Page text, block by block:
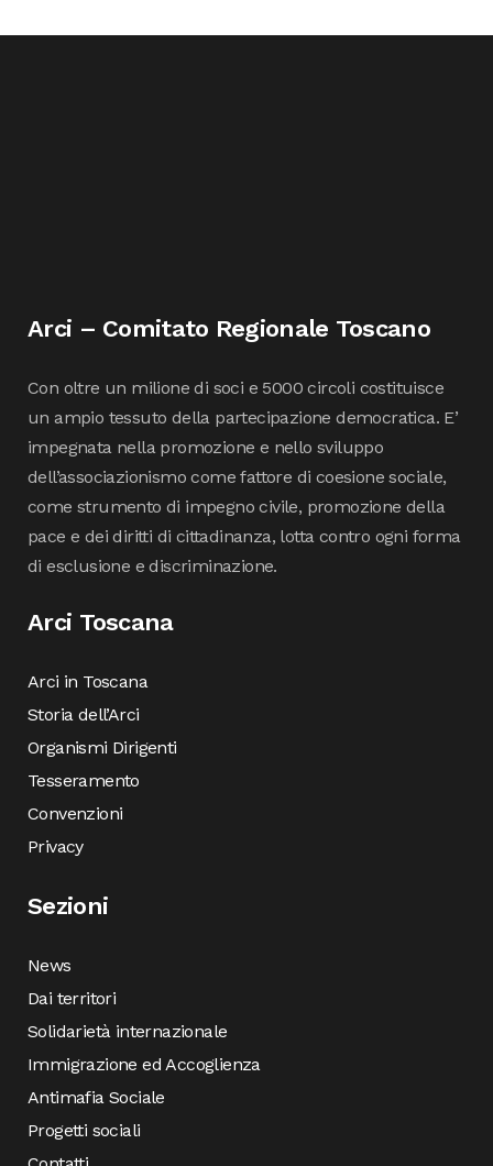
Arci – Comitato Regionale Toscano
Con oltre un milione di soci e 5000 circoli costituisce
un ampio tessuto della partecipazione democratica. E’
impegnata nella promozione e nello sviluppo
dell’associazionismo come fattore di coesione sociale,
come strumento di impegno civile, promozione della
pace e dei diritti di cittadinanza, lotta contro ogni forma
di esclusione e discriminazione.
Arci Toscana
Arci in Toscana
Storia dell’Arci
Organismi Dirigenti
Tesseramento
Convenzioni
Privacy
Sezioni
News
Dai territori
Solidarietà internazionale
Immigrazione ed Accoglienza
Antimafia Sociale
Progetti sociali